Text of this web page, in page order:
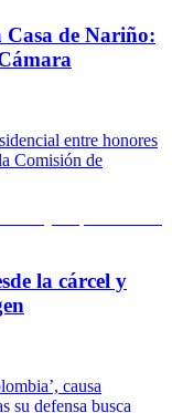
Casa de Nariño:
entre honores
Comisión de
la cárcel y
causa
su defensa busca